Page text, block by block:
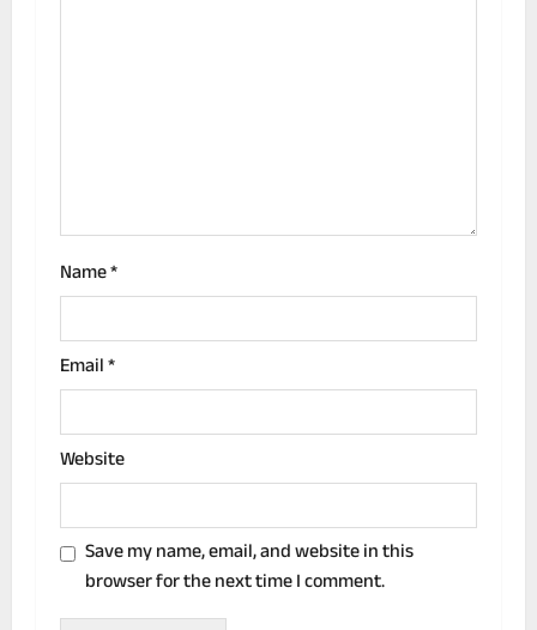
n
Name*
Email*
Website
Save my name, email, and website in this
browser for the next time I comment.